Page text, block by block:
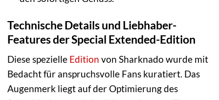
Technische Details und Liebhaber-
Features der Special Extended-Edition
Diese spezielle Edition von Sharknado wurde mit
Bedacht für anspruchsvolle Fans kuratiert. Das
Augenmerk liegt auf der Optimierung des